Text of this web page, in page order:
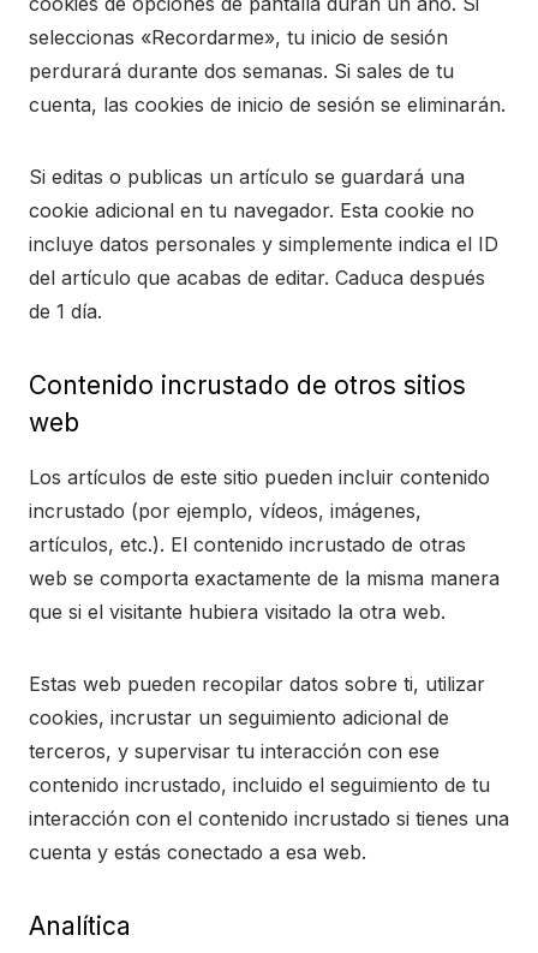
seleccionas «Recordarme», tu inicio de sesión
perdurará durante dos semanas. Si sales de tu
cuenta, las cookies de inicio de sesión se eliminarán.
Si editas o publicas un artículo se guardará una
cookie adicional en tu navegador. Esta cookie no
incluye datos personales y simplemente indica el ID
del artículo que acabas de editar. Caduca después
de 1 día.
Contenido incrustado de otros sitios
web
Los artículos de este sitio pueden incluir contenido
incrustado (por ejemplo, vídeos, imágenes,
artículos, etc.). El contenido incrustado de otras
web se comporta exactamente de la misma manera
que si el visitante hubiera visitado la otra web.
Estas web pueden recopilar datos sobre ti, utilizar
cookies, incrustar un seguimiento adicional de
terceros, y supervisar tu interacción con ese
contenido incrustado, incluido el seguimiento de tu
interacción con el contenido incrustado si tienes una
cuenta y estás conectado a esa web.
Analítica